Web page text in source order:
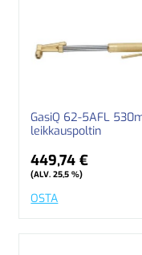
GasiQ 62-5AFL
leikkauspoltin
449,74 €
(ALV. 25,5 %)
OSTA